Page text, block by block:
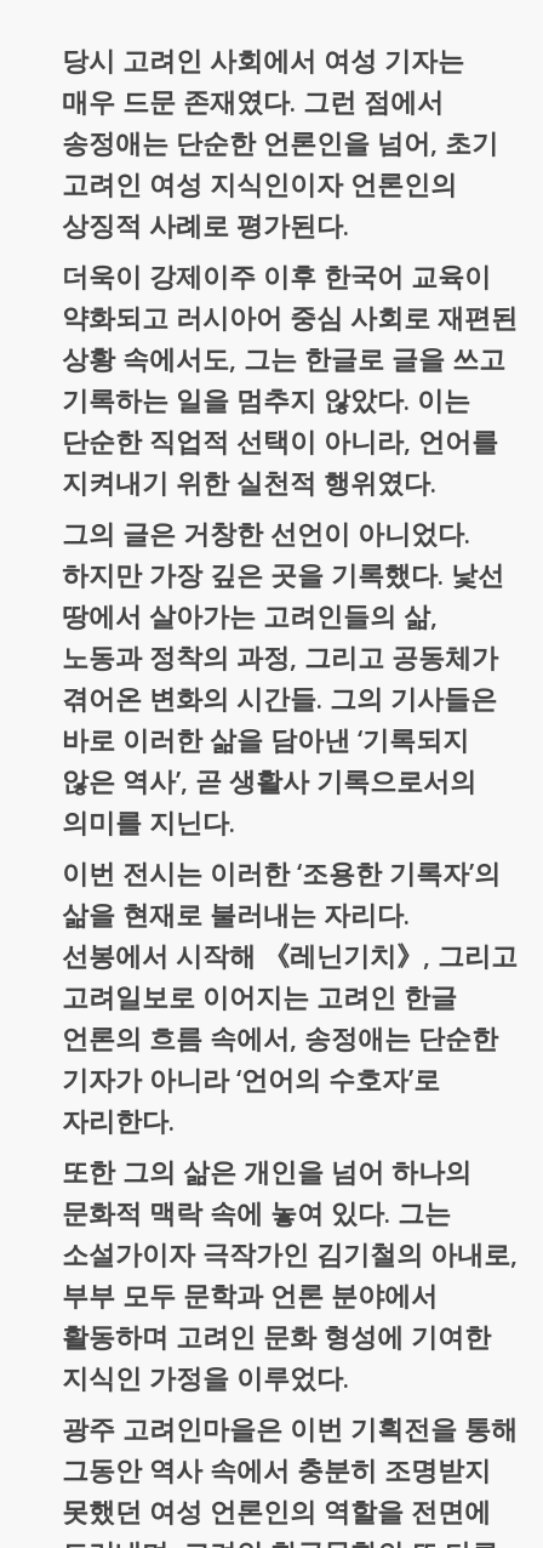
당시 고려인 사회에서 여성 기자는
매우 드문 존재였다. 그런 점에서
송정애는 단순한 언론인을 넘어, 초기
고려인 여성 지식인이자 언론인의
상징적 사례로 평가된다.
더욱이 강제이주 이후 한국어 교육이
약화되고 러시아어 중심 사회로 재편된
상황 속에서도, 그는 한글로 글을 쓰고
기록하는 일을 멈추지 않았다. 이는
단순한 직업적 선택이 아니라, 언어를
지켜내기 위한 실천적 행위였다.
그의 글은 거창한 선언이 아니었다.
하지만 가장 깊은 곳을 기록했다. 낯선
땅에서 살아가는 고려인들의 삶,
노동과 정착의 과정, 그리고 공동체가
겪어온 변화의 시간들. 그의 기사들은
바로 이러한 삶을 담아낸 ‘기록되지
않은 역사’, 곧 생활사 기록으로서의
의미를 지닌다.
이번 전시는 이러한 ‘조용한 기록자’의
삶을 현재로 불러내는 자리다.
선봉에서 시작해 《레닌기치》, 그리고
고려일보로 이어지는 고려인 한글
언론의 흐름 속에서, 송정애는 단순한
기자가 아니라 ‘언어의 수호자’로
자리한다.
또한 그의 삶은 개인을 넘어 하나의
문화적 맥락 속에 놓여 있다. 그는
소설가이자 극작가인 김기철의 아내로,
부부 모두 문학과 언론 분야에서
활동하며 고려인 문화 형성에 기여한
지식인 가정을 이루었다.
광주 고려인마을은 이번 기획전을 통해
그동안 역사 속에서 충분히 조명받지
못했던 여성 언론인의 역할을 전면에